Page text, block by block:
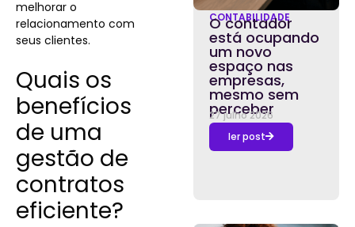
melhorar o
relacionamento com
seus clientes.
Quais os
benefícios
de uma
gestão de
contratos
eficiente?
CONTABILIDADE
O contador
está ocupando
um novo
espaço nas
empresas,
mesmo sem
perceber
27 julho 2026
ler post